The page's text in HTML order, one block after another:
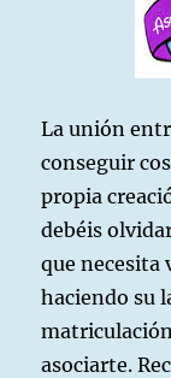
La unión
conseguir
propia
debéis
que necesita
haciendo su
asociarte.